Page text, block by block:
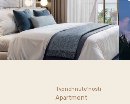
Typ nehnuteľnosti
Apartment